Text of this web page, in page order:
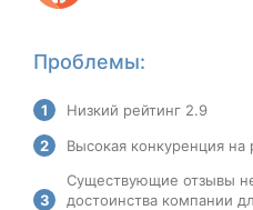
Проблемы:
Низкий рейтинг 2.9
Высокая конкуренция на
Существующие отзывы
достоинства компании